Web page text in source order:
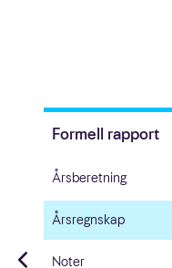
Formell rapport
Årsberetning
Årsregnskap
Noter